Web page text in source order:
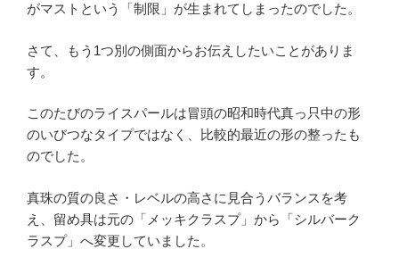
がマストという「制限」が生まれてしまったのでした。
さて、もう1つ別の側面からお伝えしたいことがありま
す。
このたびのライスパールは冒頭の昭和時代真っ只中の形
のいびつなタイプではなく、比較的最近の形の整ったも
のでした。
真珠の質の良さ・レベルの高さに見合うバランスを考
え、留め具は元の「メッキクラスプ」から「シルバーク
ラスプ」へ変更していました。